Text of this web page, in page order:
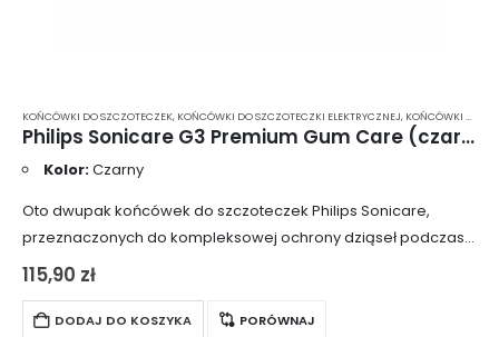
KOŃCÓWKI DO SZCZOTECZEK, KOŃCÓWKI DO SZCZOTECZKI ELEKTRYCZNEJ, KOŃCÓWKI DO SZCZOTECZKI ELEKTRYCZNEJ PHILIPS SONICARE
Philips Sonicare G3 Premium Gum Care (czarne) 2 szt. – profesjonalne końcówki standardowe dla szczoteczki Philips Sonicare HX9052/33
Kolor:Czarny
Oto dwupak końcówek do szczoteczek Philips Sonicare,
przeznaczonych do kompleksowej ochrony dziąseł podczas
mycia zębów. Końcówki wyposażono w funkcję BrushSync,
która automatycznie dobiera program i intensywność pracy
po ich zamontowaniu….
115,90 zł
DODAJ DO KOSZYKA PORÓWNAJ